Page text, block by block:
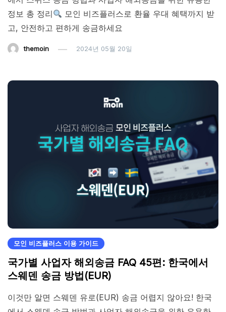
정보 총 정리
모인 비즈플러스로 환율 우대 혜택까지 받
고, 안전하고 편하게 송금하세요
themoin 2024년 05월 20일
모인 비즈플러스 이용 가이드
국가별 사업자 해외송금 FAQ 45편: 한국에서
스웨덴 송금 방법(EUR)
이것만 알면 스웨덴 유로(EUR) 송금 어렵지 않아요! 한국